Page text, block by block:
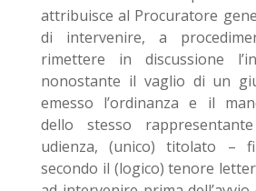
attribuisce al Procuratore
di intervenire, a
rimettere in discussione
nonostante il vaglio di un
emesso l’ordinanza e il
dello stesso
udienza, (unico) titolato –
secondo il (logico) tenore